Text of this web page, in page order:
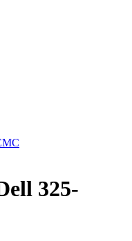
325-